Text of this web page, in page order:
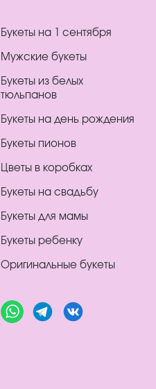
Букеты на 1 сентября
Мужские букеты
Букеты из белых
тюльпанов
Букеты на день рождения
Букеты пионов
Цветы в коробках
Букеты на свадьбу
Букеты для мамы
Букеты ребенку
Оригинальные букеты